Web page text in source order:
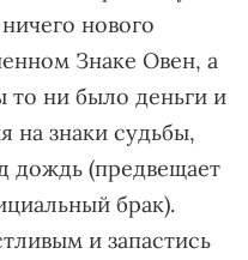
нового
Знаке Овен, а
то ни было деньги и
на знаки судьбы,
дождь (предвещает
брак).
и запастись